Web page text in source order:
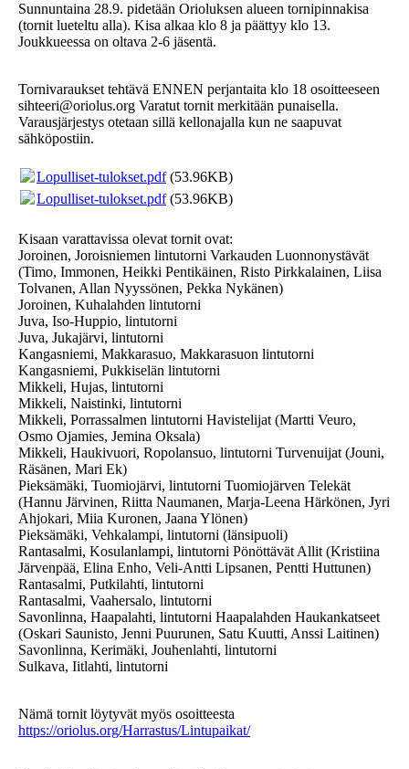
Sunnuntaina 28.9. pidetään Orioluksen alueen tornipinnakisa
(tornit lueteltu alla). Kisa alkaa klo 8 ja päättyy klo 13.
Joukkueessa on oltava 2-6 jäsentä.
Tornivaraukset tehtävä ENNEN perjantaita klo 18 osoitteeseen
sihteeri@oriolus.org Varatut tornit merkitään punaisella.
Varausjärjestys otetaan sillä kellonajalla kun ne saapuvat
sähköpostiin.
Lopulliset-tulokset.pdf(53.96KB)
Lopulliset-tulokset.pdf(53.96KB)
Kisaan varattavissa olevat tornit ovat:
Joroinen, Joroisniemen lintutorni Varkauden Luonnonystävät
(Timo, Immonen, Heikki Pentikäinen, Risto Pirkkalainen, Liisa
Tolvanen, Allan Nyyssönen, Pekka Nykänen)
Joroinen, Kuhalahden lintutorni
Juva, Iso-Huppio, lintutorni
Juva, Jukajärvi, lintutorni
Kangasniemi, Makkarasuo, Makkarasuon lintutorni
Kangasniemi, Pukkiselän lintutorni
Mikkeli, Hujas, lintutorni
Mikkeli, Naistinki, lintutorni
Mikkeli, Porrassalmen lintutorni Havistelijat (Martti Veuro,
Osmo Ojamies, Jemina Oksala)
Mikkeli, Haukivuori, Ropolansuo, lintutorni Turvenuijat (Jouni,
Räsänen, Mari Ek)
Pieksämäki, Tuomiojärvi, lintutorni Tuomiojärven Telekät
(Hannu Järvinen, Riitta Naumanen, Marja-Leena Härkönen, Jyri
Ahjokari, Miia Kuronen, Jaana Ylönen)
Pieksämäki, Vehkalampi, lintutorni (länsipuoli)
Rantasalmi, Kosulanlampi, lintutorni Pönöttävät Allit (Kristiina
Järvenpää, Elina Enho, Veli-Antti Lipsanen, Pentti Huttunen)
Rantasalmi, Putkilahti, lintutorni
Rantasalmi, Vaahersalo, lintutorni
Savonlinna, Haapalahti, lintutorni Haapalahden Haukankatseet
(Oskari Saunisto, Jenni Puurunen, Satu Kuutti, Anssi Laitinen)
Savonlinna, Kerimäki, Jouhenlahti, lintutorni
Sulkava, Iitlahti, lintutorni
Nämä tornit löytyvät myös osoitteesta
https://oriolus.org/Harrastus/Lintupaikat/